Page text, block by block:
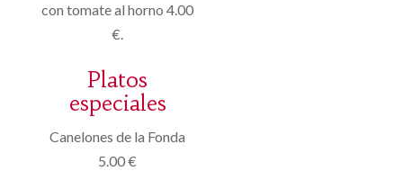
con tomate al horno 4.00
€.
Platos
especiales
Canelones de la Fonda
5.00 €